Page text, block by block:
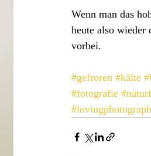
Wenn man das
heute also wieder
vorbei.
#gefroren #kälte
#fotografie